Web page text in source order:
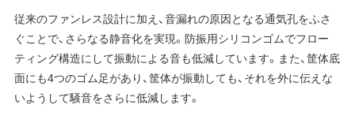
従来のファンレス設計に加え、音漏れの原因となる通気孔をふさ
ぐことで、さらなる静音化を実現。防振用シリコンゴムでフロー
ティング構造にして振動による音も低減しています。また、筐体底
面にも4つのゴム足があり、筐体が振動しても、それを外に伝えな
いようして騒音をさらに低減します。